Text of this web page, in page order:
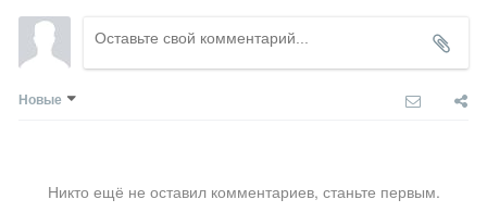
Новые
Никто ещё не оставил комментариев, станьте первым.